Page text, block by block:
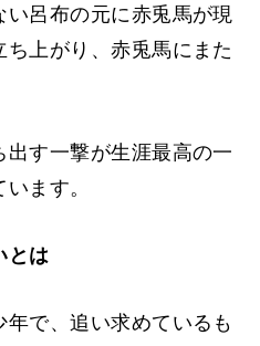
呂布の元に赤兎馬が現
上がり、赤兎馬にまた
す一撃が生涯最高の一
ます。
とは
で、追い求めているも